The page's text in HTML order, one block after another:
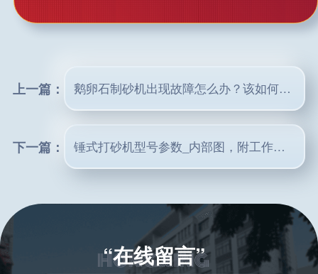
上一篇： 鹅卵石制砂机出现故障怎么办？该如何解决？
下一篇： 锤式打砂机型号参数_内部图，附工作视频及报价
“在线留言”